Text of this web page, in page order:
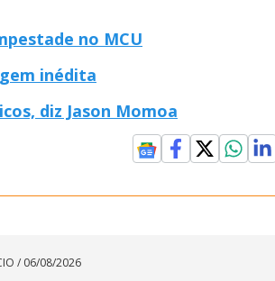
no MCU
inédita
diz Jason Momoa
/ 06/08/2026